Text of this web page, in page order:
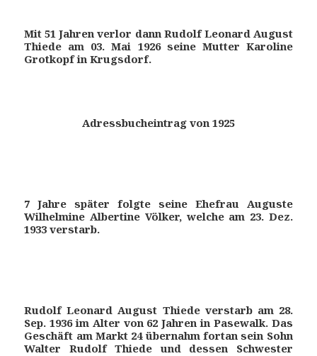
Mit 51 Jahren verlor dann Rudolf Leonard August
Thiede am 03. Mai 1926 seine Mutter Karoline
Grotkopf in Krugsdorf.
Adressbucheintrag von 1925
7 Jahre später folgte seine Ehefrau Auguste
Wilhelmine Albertine Völker, welche am 23. Dez.
1933 verstarb.
Rudolf Leonard August Thiede verstarb am 28.
Sep. 1936 im Alter von 62 Jahren in Pasewalk. Das
Geschäft am Markt 24 übernahm fortan sein Sohn
Walter Rudolf Thiede und dessen Schwester